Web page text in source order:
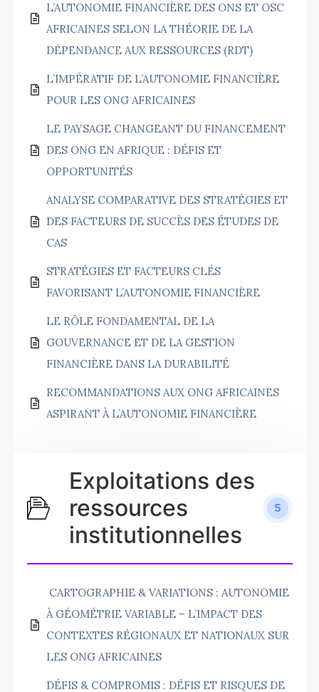
L’AUTONOMIE FINANCIÈRE DES ONS ET OSC
AFRICAINES SELON LA THÉORIE DE LA
DÉPENDANCE AUX RESSOURCES (RDT)
L’IMPÉRATIF DE L’AUTONOMIE FINANCIÈRE
POUR LES ONG AFRICAINES
LE PAYSAGE CHANGEANT DU FINANCEMENT
DES ONG EN AFRIQUE : DÉFIS ET
OPPORTUNITÉS
ANALYSE COMPARATIVE DES STRATÉGIES ET
DES FACTEURS DE SUCCÈS DES ÉTUDES DE
CAS
STRATÉGIES ET FACTEURS CLÉS
FAVORISANT L’AUTONOMIE FINANCIÈRE
LE RÔLE FONDAMENTAL DE LA
GOUVERNANCE ET DE LA GESTION
FINANCIÈRE DANS LA DURABILITÉ
RECOMMANDATIONS AUX ONG AFRICAINES
ASPIRANT À L’AUTONOMIE FINANCIÈRE
Exploitations des
ressources
institutionnelles
5
CARTOGRAPHIE & VARIATIONS : AUTONOMIE
À GÉOMÉTRIE VARIABLE – L’IMPACT DES
CONTEXTES RÉGIONAUX ET NATIONAUX SUR
LES ONG AFRICAINES
DÉFIS & COMPROMIS : DÉFIS ET RISQUES DE